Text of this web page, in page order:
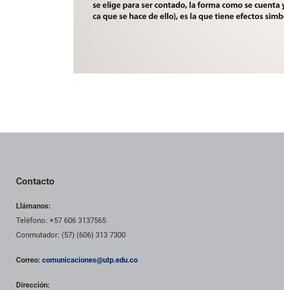
Contacto
Llámanos:
Teléfono: +57 606 3137565
Conmutador: (57) (606) 313 7300
Correo: comunicaciones@utp.edu.co
Dirección: